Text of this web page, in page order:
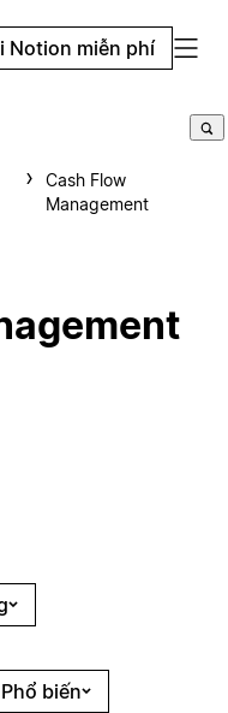
Notion miễn phí
Cash Flow
Management
Phổ biến